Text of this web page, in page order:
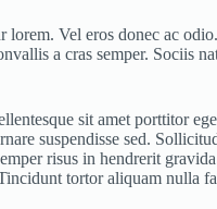
Vel eros donec ac
a cras semper. Sociis
sit amet porttitor
suspendisse sed.
risus in hendrerit
tortor aliquam nulla